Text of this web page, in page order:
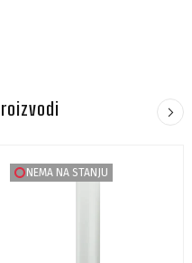
NEMA NA STANJU